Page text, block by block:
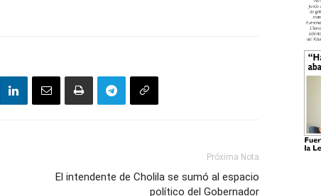
Próxima Nota
El intendente de Cholila se sumó al espacio
político del Gobernador